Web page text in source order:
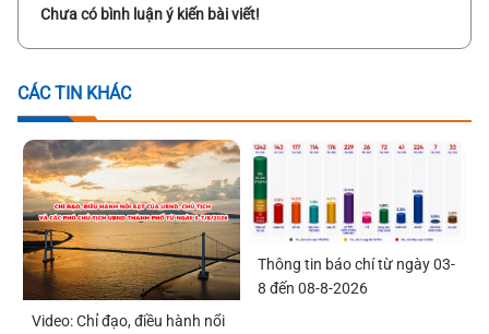
Chưa có bình luận ý kiến bài viết!
CÁC TIN KHÁC
Video: Chỉ đạo, điều hành nổi
Thông tin báo chí từ ngày 03-
8 đến 08-8-2026